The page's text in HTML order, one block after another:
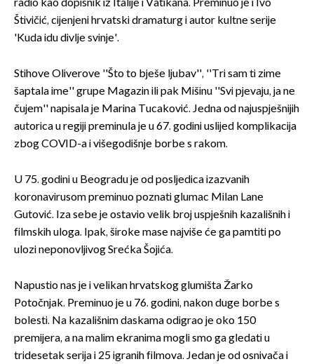
radio kao dopisnik iz Italije i Vatikana. Preminuo je i Ivo
Štivičić, cijenjeni hrvatski dramaturg i autor kultne serije
'Kuda idu divlje svinje'.
Stihove Oliverove ''Što to bješe ljubav'', ''Tri sam ti zime
šaptala ime'' grupe Magazin ili pak Mišinu ''Svi pjevaju, ja ne
čujem'' napisala je Marina Tucaković. Jedna od najuspješnijih
autorica u regiji preminula je u 67. godini uslijed komplikacija
zbog COVID-a i višegodišnje borbe s rakom.
U 75. godini u Beogradu je od posljedica izazvanih
koronavirusom preminuo poznati glumac Milan Lane
Gutović. Iza sebe je ostavio velik broj uspješnih kazališnih i
filmskih uloga. Ipak, široke mase najviše će ga pamtiti po
ulozi neponovljivog Srećka Šojića.
Napustio nas je i velikan hrvatskog glumišta Žarko
Potočnjak. Preminuo je u 76. godini, nakon duge borbe s
bolesti. Na kazališnim daskama odigrao je oko 150
premijera, a na malim ekranima mogli smo ga gledati u
tridesetak serija i 25 igranih filmova. Jedan je od osnivača i